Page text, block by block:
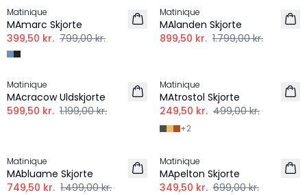
Matinique
MAmarc Skjorte
399,50 kr. 799,00 kr.
Matinique
MAlanden Skjorte
899,50 kr. 1.799,00 kr.
-50%
Matinique
MAcracow Uldskjorte
599,50 kr. 1.199,00 kr.
Matinique
MAtrostol Skjorte
249,50 kr. 499,00 kr.
+2
Matinique
MAbluame Skjorte
749,50 kr. 1.499,00 kr.
-50%
Matinique
MApelton Skjorte
349,50 kr. 699,00 kr.